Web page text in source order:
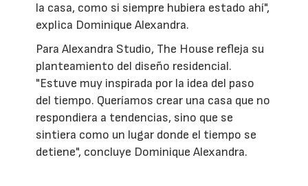
la casa, como si siempre hubiera estado ahí",
explica Dominique Alexandra.
Para Alexandra Studio, The House refleja su
planteamiento del diseño residencial.
"Estuve muy inspirada por la idea del paso
del tiempo. Queríamos crear una casa que no
respondiera a tendencias, sino que se
sintiera como un lugar donde el tiempo se
detiene", concluye Dominique Alexandra.